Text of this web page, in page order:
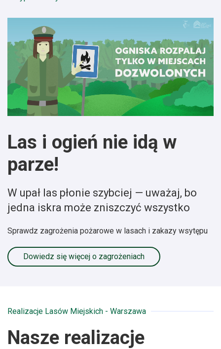
Las i ogień nie idą w
parze!
W upał las płonie szybciej — uważaj, bo
jedna iskra może zniszczyć wszystko
Sprawdz zagrożenia pożarowe w lasach i zakazy wsytępu
Dowiedz się więcej o zagrożeniach
Realizacje Lasów Miejskich - Warszawa
Nasze realizacje